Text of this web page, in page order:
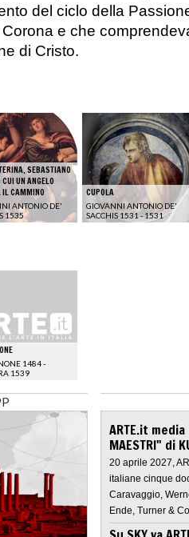
del ciclo della
e che
di Cristo.
SEBASTIANO
CUI UN ANGELO
IL CAMMINO
ANTONIO DE'
1535
CUPOLA
GIOVANNI ANTONIO DE'
SACCHIS 1531 - 1531
1484 -
1539
ARTE.it
MAESTRI" di
20 aprile 2027,
italiane cinque
Caravaggio,
Ende, Turner &